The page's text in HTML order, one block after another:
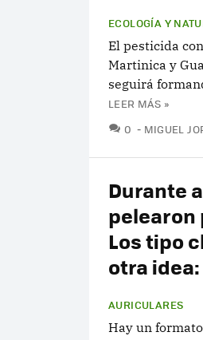
ECOLOGÍA Y
El pesticida
Martinica y
seguirá
LEER MÁS »
0
MIGUEL
Durante
pelearon
Los tipo
otra
AURICULARES
Hay un